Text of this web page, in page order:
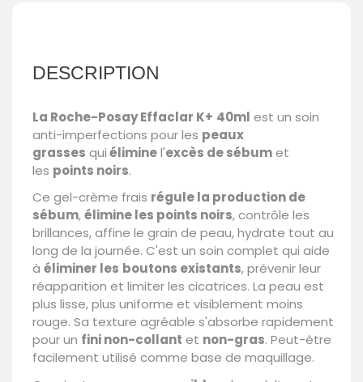
DESCRIPTION
La Roche-Posay Effaclar K+ 40ml est un soin
anti-imperfections pour les peaux
grasses quiéliminel'excès de sébumet
les points noirs.
Ce gel-crème frais régule la production de
sébum,élimine les points noirs, contrôle les
brillances, affine le grain de peau, hydrate tout au
long de la journée. C'est un soin complet qui aide
à éliminer les boutons existants, prévenir leur
réapparition et limiter les cicatrices. La peau est
plus lisse, plus uniforme et visiblement moins
rouge. Sa texture agréable s'absorbe rapidement
pour un fini non-collant et non-gras. Peut-être
facilement utilisé comme base de maquillage.